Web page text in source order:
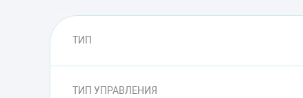
ТИП
ТИП УПРАВЛЕНИЯ